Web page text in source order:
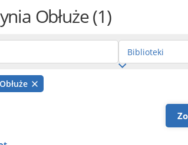
Obłuże(1)
Obłuże